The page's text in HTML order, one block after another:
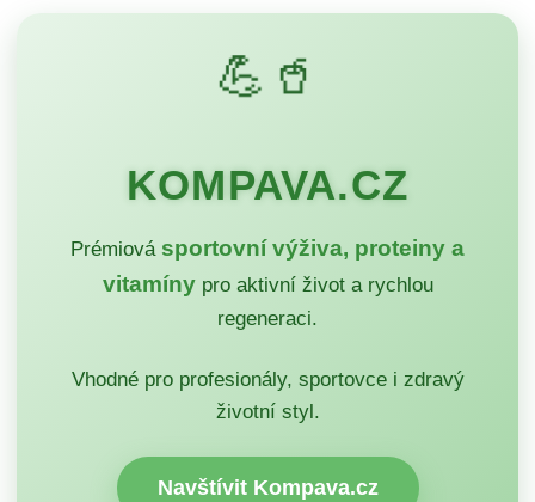
💪🥤
KOMPAVA.CZ
Prémiová sportovní výživa, proteiny a
vitamínypro aktivní život a rychlou
regeneraci.
Vhodné pro profesionály, sportovce i zdravý
životní styl.
Navštívit Kompava.cz